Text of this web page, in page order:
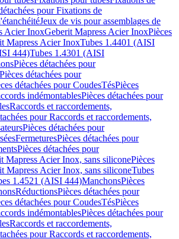
pour Fixations de
Jeux de vis pour assemblages de
Acier InoxGeberit Mapress Acier InoxPièces
Mapress Acier InoxTubes 1.4401 (AISI
444)Tubes 1.4301 (AISI
Pièces détachées pour
Pièces détachées pour
détachées pour CoudesTésPièces
indémontablesPièces détachées pour
Raccords et raccordements,
pour Raccords et raccordements,
Pièces détachées pour
FermeturesPièces détachées pour
Pièces détachées pour
Mapress Acier Inox, sans siliconePièces
Mapress Acier Inox, sans siliconeTubes
1.4521 (AISI 444)ManchonsPièces
RéductionsPièces détachées pour
détachées pour CoudesTésPièces
indémontablesPièces détachées pour
Raccords et raccordements,
pour Raccords et raccordements,